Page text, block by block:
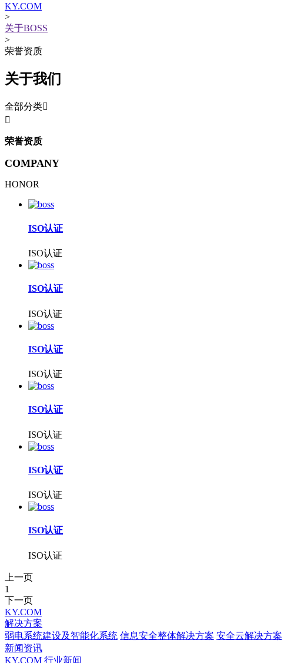
KY.COM
>
关于BOSS
>
荣誉资质
关于我们
全部分类

荣誉资质
COMPANY
HONOR
ISO认证
ISO认证
ISO认证
ISO认证
ISO认证
ISO认证
ISO认证
ISO认证
ISO认证
ISO认证
ISO认证
ISO认证
上一页
1
下一页
KY.COM
解决方案
弱电系统建设及智能化系统 信息安全整体解决方案 安全云解决方案
新闻资讯
KY.COM 行业新闻